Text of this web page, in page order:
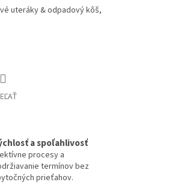
uteráky & odpadový kôš,
a spoľahlivosť
procesy a
termínov bez
prieťahov.